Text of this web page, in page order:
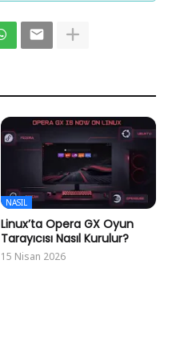
NASIL
Linux’ta Opera GX Oyun
Tarayıcısı Nasıl Kurulur?
15 Nisan 2026